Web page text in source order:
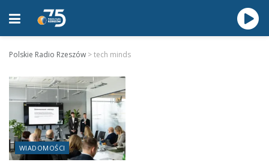
Polskie Radio Rzeszów >tech minds
WIADOMOŚCI